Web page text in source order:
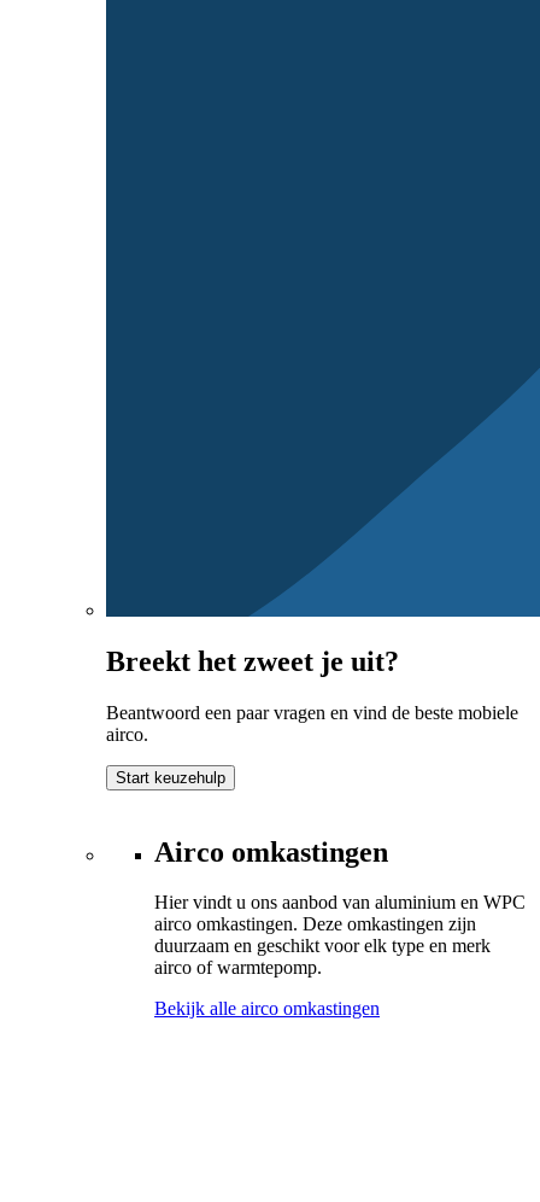
Breekt het zweet je uit?
Beantwoord een paar vragen en vind de beste mobiele
airco.
Start keuzehulp
Airco omkastingen
Hier vindt u ons aanbod van aluminium en WPC
airco omkastingen. Deze omkastingen zijn
duurzaam en geschikt voor elk type en merk
airco of warmtepomp.
Bekijk alle airco omkastingen